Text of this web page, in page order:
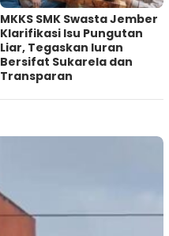
MKKS SMK Swasta Jember
Klarifikasi Isu Pungutan
Liar, Tegaskan Iuran
Bersifat Sukarela dan
Transparan